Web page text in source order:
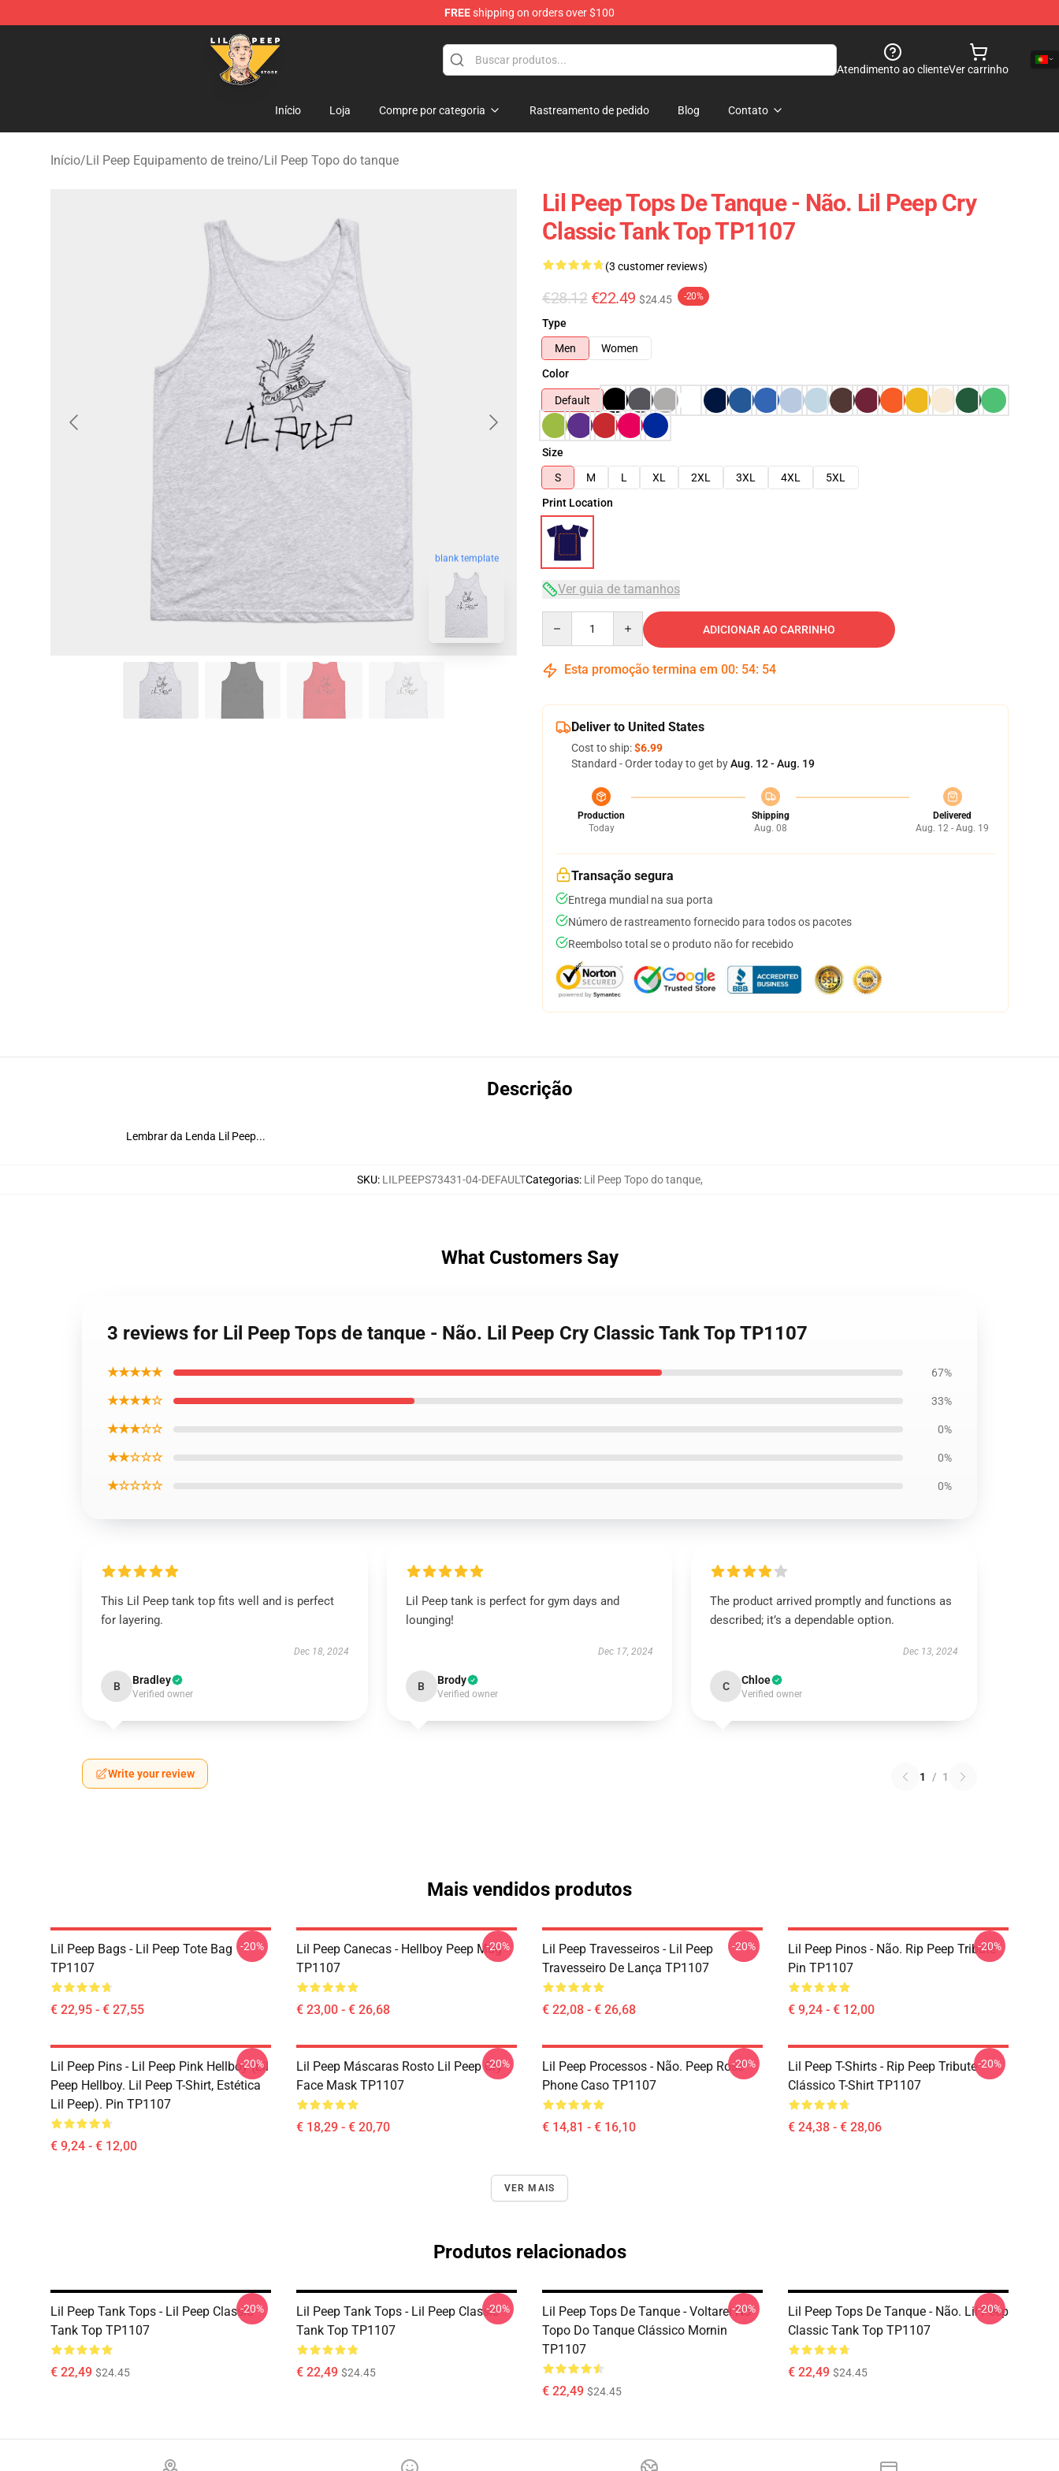
FREEshipping on orders over $100
Lil Peep Store - Official Lil Peep Merchandise Shop
Atendimento ao clienteVer carrinho
Início Loja Compre por categoria Rastreamento de pedido Blog Contato
Início/Lil Peep Equipamento de treino/Lil Peep Topo do tanque
blank template
Lil Peep Tops De Tanque - Não. Lil Peep Cry
Classic Tank Top TP1107
(3 customer reviews)
€28.12 €22.49 $24.45 -20%
Type
Men
Women
Color
Default
Size
S
M L XL 2XL 3XL 4XL
5XL
Print Location
Ver guia de tamanhos
ADICIONAR AO CARRINHO
Esta promoção termina em 00: 54: 54
Deliver to United States
Cost to ship:$6.99
Standard - Order today to get byAug. 12 - Aug. 19
Production
Today
Shipping
Aug. 08
Delivered
Aug. 12 - Aug. 19
Transação segura
Entrega mundial na sua porta
Número de rastreamento fornecido para todos os pacotes
Reembolso total se o produto não for recebido
Descrição
Lembrar da Lenda Lil Peep...
SKU: LILPEEPS73431-04-DEFAULTCategorias: Lil Peep Topo do tanque,
What Customers Say
3 reviews for Lil Peep Tops de tanque - Não. Lil Peep Cry Classic Tank Top TP1107
★★★★★ 67%
★★★★☆ 33%
★★★☆☆ 0%
★★☆☆☆ 0%
★☆☆☆☆ 0%
This Lil Peep tank top fits well and is perfect
for layering.
Dec 18, 2024
B Bradley
Verified owner
Lil Peep tank is perfect for gym days and
lounging!
Dec 17, 2024
B Brody
Verified owner
The product arrived promptly and functions as
described; it’s a dependable option.
Dec 13, 2024
C Chloe
Verified owner
Write your review 1 / 1
Mais vendidos produtos
Lil Peep Bags - Lil Peep Tote Bag
TP1107
€ 22,95 - € 27,55
-20%
Lil Peep Canecas - Hellboy Peep Mug
TP1107
€ 23,00 - € 26,68
-20%
Lil Peep Travesseiros - Lil Peep
Travesseiro De Lança TP1107
€ 22,08 - € 26,68
-20%
Lil Peep Pinos - Não. Rip Peep Tribute
Pin TP1107
€ 9,24 - € 12,00
-20%
Lil Peep Pins - Lil Peep Pink Hellboy (Lil
Peep Hellboy. Lil Peep T-Shirt, Estética
Lil Peep). Pin TP1107
€ 9,24 - € 12,00
-20%
Lil Peep Máscaras Rosto Lil Peep Cry
Face Mask TP1107
€ 18,29 - € 20,70
-20%
Lil Peep Processos - Não. Peep Rose
Phone Caso TP1107
€ 14,81 - € 16,10
-20%
Lil Peep T-Shirts - Rip Peep Tribute
Clássico T-Shirt TP1107
€ 24,38 - € 28,06
-20%
VER MAIS
Produtos relacionados
Lil Peep Tank Tops - Lil Peep Classic
Tank Top TP1107
€ 22,49 $24.45
-20%
Lil Peep Tank Tops - Lil Peep Classic
Tank Top TP1107
€ 22,49 $24.45
-20%
Lil Peep Tops De Tanque - Voltarei No
Topo Do Tanque Clássico Mornin
TP1107
€ 22,49 $24.45
-20%
Lil Peep Tops De Tanque - Não. Lil Peep
Classic Tank Top TP1107
€ 22,49 $24.45
-20%